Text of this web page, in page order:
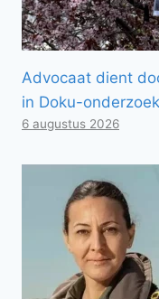
Advocaat dient
in Doku-onderzoek
6 augustus 2026